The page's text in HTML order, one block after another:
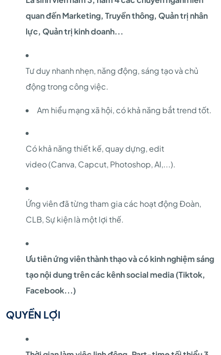
quan đến Marketing, Truyền thông, Quản trị nhân
lực, Quản trị kinh doanh...
Tư duy nhanh nhẹn, năng động, sáng tạo và chủ
động trong công việc.
Am hiểu mạng xã hội, có khả năng bắt trend tốt.
Có khả năng thiết kế, quay dựng, edit
video (Canva, Capcut, Photoshop, AI,...).
Ứng viên đã từng tham gia các hoạt động Đoàn,
CLB, Sự kiện là một lợi thế.
Ưu tiên ứng viên thành thạo và có kinh nghiệm sáng
tạo nội dung trên các kênh social media (Tiktok,
Facebook...)
QUYỀN LỢI